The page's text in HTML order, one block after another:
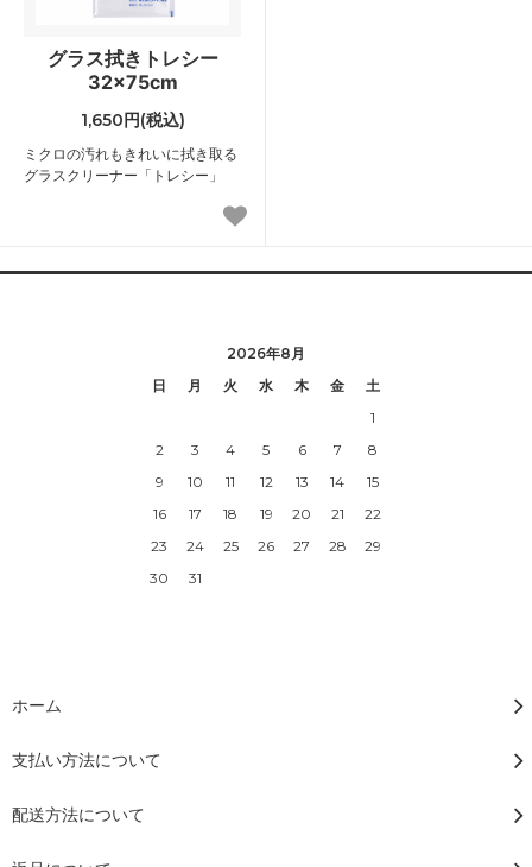
グラス拭きトレシー
32×75cm
1,650円(税込)
ミクロの汚れもきれいに拭き取る
グラスクリーナー「トレシー」
2026年8月
日
月 火 水 木 金
土
1
2
3 4 5 6 7
8
9
10 11 12 13 14
15
16
17 18 19 20 21
22
23
24 25 26 27 28
29
30
31
ホーム
支払い方法について
配送方法について